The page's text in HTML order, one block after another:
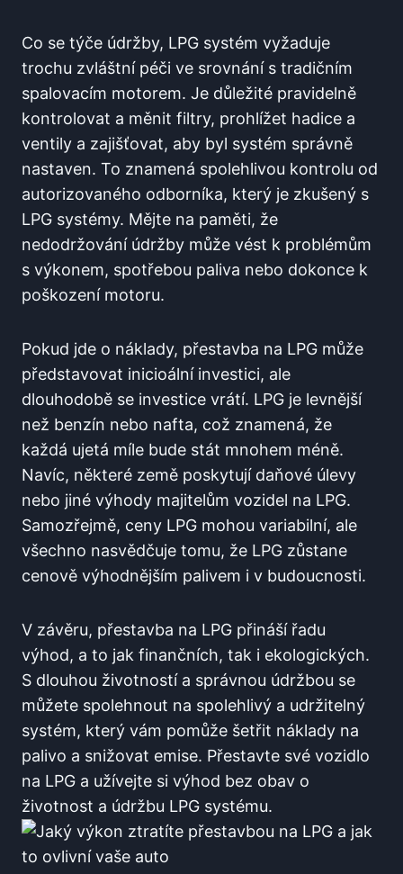
Co se týče údržby, LPG systém vyžaduje
trochu⁣ zvláštní péči ve srovnání s⁤ tradičním‍
spalovacím motorem. Je důležité⁢ pravidelně
kontrolovat a měnit‌ filtry, ⁣prohlížet hadice a
ventily a zajišťovat, aby byl systém správně
nastaven. To znamená spolehlivou ​kontrolu od​
autorizovaného odborníka,‌ který je zkušený s
LPG systémy. Mějte ‍na⁤ paměti, že
nedodržování‌ údržby může vést k problémům
s ⁤výkonem, spotřebou paliva ⁢nebo dokonce k
poškození‌ motoru.
Pokud jde o náklady, přestavba ⁢na ⁣LPG může
představovat inicioální investici, ale
dlouhodobě se⁤ investice vrátí. ​LPG je levnější
než benzín nebo ‍nafta, což ‌znamená,​ že
‍každá‍ ujetá ⁣míle⁣ bude stát mnohem méně.
‍Navíc, některé země poskytují‍ daňové úlevy
nebo jiné⁣ výhody majitelům vozidel na LPG.
Samozřejmě, ⁣ceny ‌LPG ⁣mohou ‍variabilní, ale
všechno nasvědčuje​ tomu, že LPG zůstane
cenově ‌výhodnějším palivem⁤ i​ v budoucnosti.
V závěru,‌ přestavba na⁤ LPG přináší řadu
výhod, a to ⁢jak‍ finančních, tak i ‌ekologických.
S dlouhou životností a správnou údržbou se
můžete spolehnout na ‌spolehlivý a⁤ udržitelný
systém, který vám pomůže šetřit⁢ náklady na ​
palivo a snižovat emise. Přestavte své​ vozidlo
na‍ LPG ​a užívejte si výhod‍ bez obav o
‌životnost a⁤ údržbu LPG systému.